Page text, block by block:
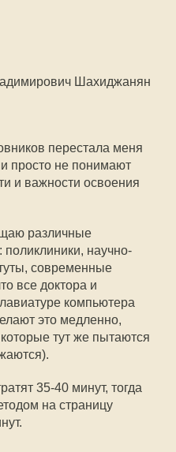
Шахиджанян
перестала меня
просто не понимают
и важности освоения
различные
научно-
современные
все доктора и
компьютера
это медленно,
тут же пытаются
35-40 минут, тогда
на страницу